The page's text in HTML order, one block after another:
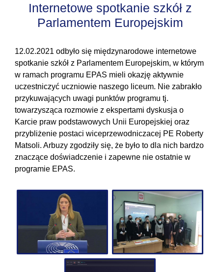
Internetowe spotkanie szkół z
Parlamentem Europejskim
12.02.2021 odbyło się międzynarodowe internetowe
spotkanie szkół z Parlamentem Europejskim, w którym
w ramach programu EPAS mieli okazję aktywnie
uczestniczyć uczniowie naszego liceum. Nie zabrakło
przykuwających uwagi punktów programu tj.
towarzysząca rozmowie z ekspertami dyskusja o
Karcie praw podstawowych Unii Europejskiej oraz
przybliżenie postaci wiceprzewodniczacej PE Roberty
Matsoli. Arbuzy zgodziły się, że było to dla nich bardzo
znaczące doświadczenie i zapewne nie ostatnie w
programie EPAS.